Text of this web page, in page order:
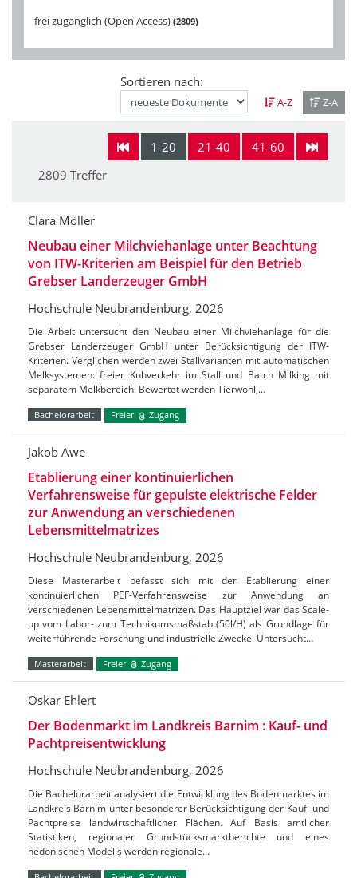
frei zugänglich (Open Access) 2809
Sortieren nach:
A-Z Z-A
1-20 21-40
41-60
2809 Treffer
Clara Möller
Neubau einer Milchviehanlage unter Beachtung
von ITW-Kriterien am Beispiel für den Betrieb
Grebser Landerzeuger GmbH
Hochschule Neubrandenburg, 2026
Die Arbeit untersucht den Neubau einer Milchviehanlage für die
Grebser Landerzeuger GmbH unter Berücksichtigung der ITW-
Kriterien. Verglichen werden zwei Stallvarianten mit automatischen
Melksystemen: freier Kuhverkehr im Stall und Batch Milking mit
separatem Melkbereich. Bewertet werden Tierwohl,…
Bachelorarbeit Freier Zugang
Jakob Awe
Etablierung einer kontinuierlichen
Verfahrensweise für gepulste elektrische Felder
zur Anwendung an verschiedenen
Lebensmittelmatrizes
Hochschule Neubrandenburg, 2026
Diese Masterarbeit befasst sich mit der Etablierung einer
kontinuierlichen PEF-Verfahrensweise zur Anwendung an
verschiedenen Lebensmittelmatrizen. Das Hauptziel war das Scale-
up vom Labor- zum Technikumsmaßstab (50l/H) als Grundlage für
weiterführende Forschung und industrielle Zwecke. Untersucht…
Masterarbeit Freier Zugang
Oskar Ehlert
Der Bodenmarkt im Landkreis Barnim : Kauf- und
Pachtpreisentwicklung
Hochschule Neubrandenburg, 2026
Die Bachelorarbeit analysiert die Entwicklung des Bodenmarktes im
Landkreis Barnim unter besonderer Berücksichtigung der Kauf- und
Pachtpreise landwirtschaftlicher Flächen. Auf Basis amtlicher
Statistiken, regionaler Grundstücksmarktberichte und eines
hedonischen Modells werden regionale…